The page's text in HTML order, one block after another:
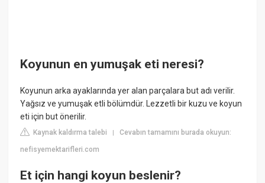
Koyunun en yumuşak eti neresi?
Koyunun arka ayaklarında yer alan parçalara but adı verilir.
Yağsız ve yumuşak etli bölümdür. Lezzetli bir kuzu ve koyun
eti için but önerilir.
Kaynak kaldırma talebi |Cevabın tamamını burada okuyun:
nefisyemektarifleri.com
Et için hangi koyun beslenir?